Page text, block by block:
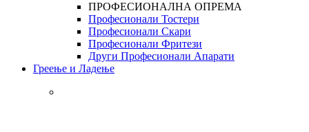
ПРОФЕСИОНАЛНА ОПРЕМА
Професионали Тостери
Професионали Скари
Професионали Фритези
Други Професионали Апарати
Греење и Ладење